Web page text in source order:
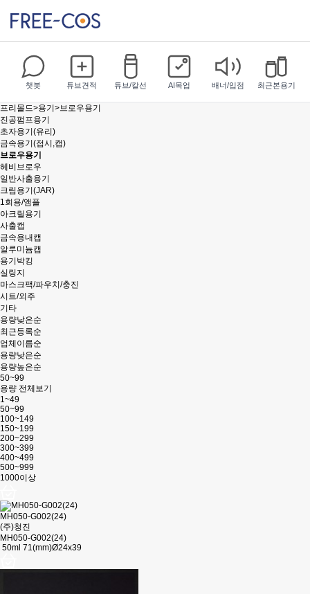
챗봇 튜브견적 튜브/칼선 AI목업 배너/입점 최근본용기
프리몰드>용기 >브로우용기
진공펌프용기
초자용기(유리)
금속용기(접시,캡)
브로우용기
헤비브로우
일반사출용기
크림용기(JAR)
1회용/앰플
아크릴용기
사출캡
금속용내캡
알루미늄캡
용기박킹
실링지
마스크팩/파우치/충진
시트/외주
기타
용량낮은순
최근등록순
업체이름순
용량낮은순
용량높은순
50~99
용량 전체보기
1~49
50~99
100~149
150~199
200~299
300~399
400~499
500~999
1000이상
MH050-G002(24)
(주)청진
MH050-G002(24)
50ml 71(mm)Ø24x39